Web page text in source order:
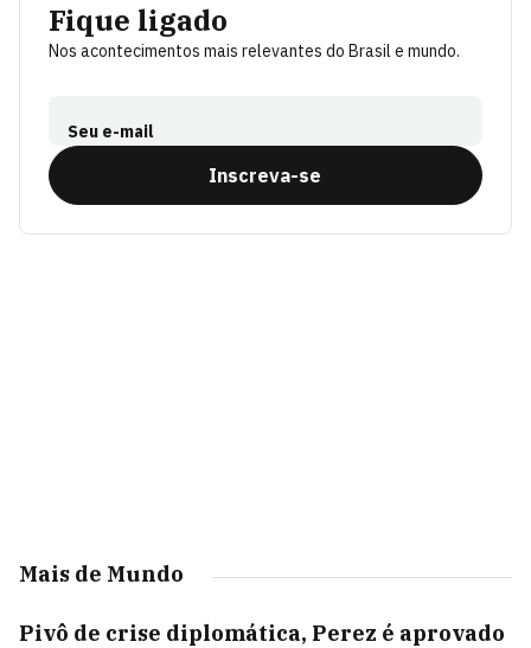
Fique ligado
Nos acontecimentos mais relevantes do Brasil e mundo.
Seu e-mail
Inscreva-se
Mais de Mundo
Pivô de crise diplomática, Perez é aprovado